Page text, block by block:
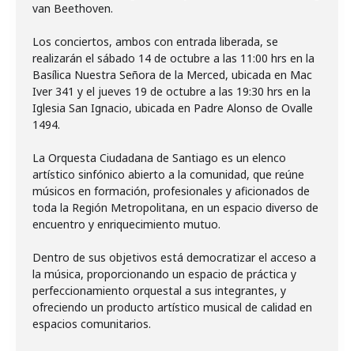
van Beethoven.
Los conciertos, ambos con entrada liberada, se
realizarán el sábado 14 de octubre a las 11:00 hrs en la
Basílica Nuestra Señora de la Merced, ubicada en Mac
Iver 341 y el jueves 19 de octubre a las 19:30 hrs en la
Iglesia San Ignacio, ubicada en Padre Alonso de Ovalle
1494.
La Orquesta Ciudadana de Santiago es un elenco
artístico sinfónico abierto a la comunidad, que reúne
músicos en formación, profesionales y aficionados de
toda la Región Metropolitana, en un espacio diverso de
encuentro y enriquecimiento mutuo.
Dentro de sus objetivos está democratizar el acceso a
la música, proporcionando un espacio de práctica y
perfeccionamiento orquestal a sus integrantes, y
ofreciendo un producto artístico musical de calidad en
espacios comunitarios.